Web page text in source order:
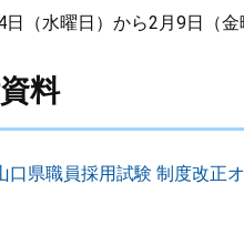
（水曜日）から2月9日（金
料
口県職員採用試験 制度改正